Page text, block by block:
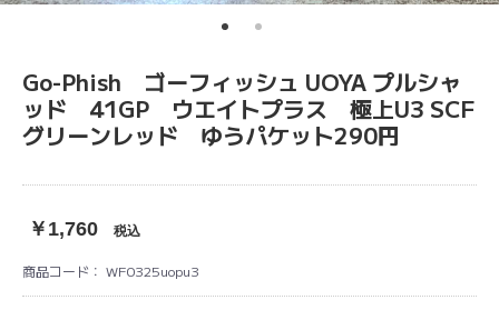
Go-Phish ゴーフィッシュ UOYA プルシャ
ッド 41GP ウエイトプラス 極上U3 SCF
グリーンレッド ゆうパケット290円
￥1,760 税込
商品コード： WF0325uopu3